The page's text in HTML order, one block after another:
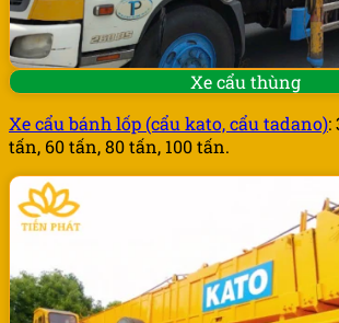
Xe cẩu thùng
Xe cẩu bánh lốp (cẩu kato, cẩu tadano):
tấn, 60 tấn, 80 tấn, 100 tấn.